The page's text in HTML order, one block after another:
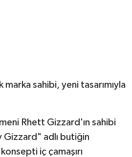
sahibi, yeni tasarımıyla
Rhett Gizzard'ın sahibi
adlı butiğin
iç çamaşırı